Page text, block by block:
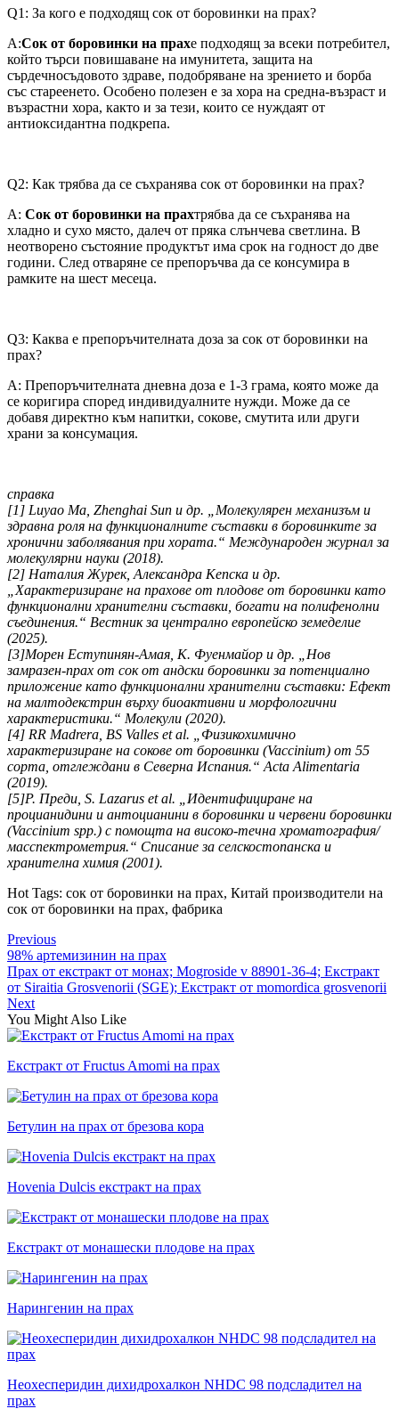
Q1: За кого е подходящ сок от боровинки на прах?
A:Сок от боровинки на прахе подходящ за всеки потребител,
който търси повишаване на имунитета, защита на
сърдечносъдовото здраве, подобряване на зрението и борба
със стареенето. Особено полезен е за хора на средна-възраст и
възрастни хора, както и за тези, които се нуждаят от
антиоксидантна подкрепа.
Q2: Как трябва да се съхранява сок от боровинки на прах?
A: Сок от боровинки на прахтрябва да се съхранява на
хладно и сухо място, далеч от пряка слънчева светлина. В
неотворено състояние продуктът има срок на годност до две
години. След отваряне се препоръчва да се консумира в
рамките на шест месеца.
Q3: Каква е препоръчителната доза за сок от боровинки на
прах?
A: Препоръчителната дневна доза е 1-3 грама, която може да
се коригира според индивидуалните нужди. Може да се
добавя директно към напитки, сокове, смутита или други
храни за консумация.
справка
[1] Luyao Ma, Zhenghai Sun и др. „Молекулярен механизъм и
здравна роля на функционалните съставки в боровинките за
хронични заболявания при хората.“ Международен журнал за
молекулярни науки (2018).
[2] Наталия Журек, Александра Кепска и др.
„Характеризиране на прахове от плодове от боровинки като
функционални хранителни съставки, богати на полифенолни
съединения.“ Вестник за централно европейско земеделие
(2025).
[3]Морен Еступинян-Амая, К. Фуенмайор и др. „Нов
замразен-прах от сок от андски боровинки за потенциално
приложение като функционални хранителни съставки: Ефект
на малтодекстрин върху биоактивни и морфологични
характеристики.“ Молекули (2020).
[4] RR Madrera, BS Valles et al. „Физикохимично
характеризиране на сокове от боровинки (Vaccinium) от 55
сорта, отглеждани в Северна Испания.“ Acta Alimentaria
(2019).
[5]Р. Преди, S. Lazarus et al. „Идентифициране на
процианидини и антоцианини в боровинки и червени боровинки
(Vaccinium spp.) с помощта на високо-течна хроматография/
масспектрометрия.“ Списание за селскостопанска и
хранителна химия (2001).
Hot Tags: сок от боровинки на прах, Китай производители на
сок от боровинки на прах, фабрика
Previous
98% артемизинин на прах
Прах от екстракт от монах; Mogroside v 88901-36-4; Екстракт
от Siraitia Grosvenorii (SGE); Екстракт от momordica grosvenorii
Next
You Might Also Like
Екстракт от Fructus Amomi на прах
Бетулин на прах от брезова кора
Hovenia Dulcis екстракт на прах
Екстракт от монашески плодове на прах
Нарингенин на прах
Неохесперидин дихидрохалкон NHDC 98 подсладител на
прах